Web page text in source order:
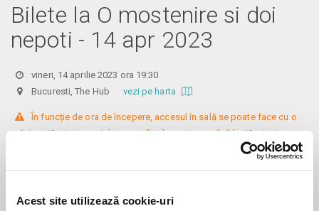
Acest site utilizează cookie-uri
Bilete la O mostenire si doi
nepoti - 14 apr 2023
vineri, 14 aprilie 2023 ora 19:30
Bucuresti, The Hub vezi pe harta
În funcție de ora de începere, accesul în sală se poate face cu o
oră / cu 40 minute mai devreme, fiind permis cu până la 10 minute
înainte de spectacol. Așezarea se realizează la mese de 2 (nr. limitat), 3
Informații suplimentare, la nr. de telefon 0773 825 249.